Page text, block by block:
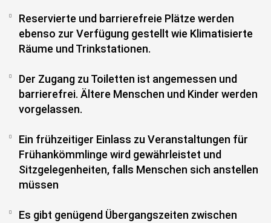
Reservierte und barrierefreie Plätze werden
ebenso zur Verfügung gestellt wie Klimatisierte
Räume und Trinkstationen.
Der Zugang zu Toiletten ist angemessen und
barrierefrei. Ältere Menschen und Kinder werden
vorgelassen.
Ein frühzeitiger Einlass zu Veranstaltungen für
Frühankömmlinge wird gewährleistet und
Sitzgelegenheiten, falls Menschen sich anstellen
müssen
Es gibt genügend Übergangszeiten zwischen